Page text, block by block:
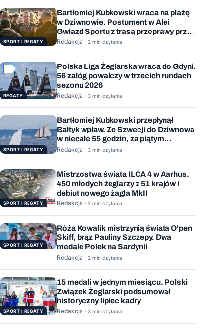
SPORT I REGATY
Bartłomiej Kubkowski wraca na plażę
w Dziwnowie. Postument w Alei
Gwiazd Sportu z trasą przeprawy przez
Bałtyk
Redakcja · 2 min czytania
REGATY
Polska Liga Żeglarska wraca do Gdyni.
56 załóg powalczy w trzecich rundach
sezonu 2026
Redakcja · 3 min czytania
SPORT I REGATY
Bartłomiej Kubkowski przepłynął
Bałtyk wpław. Ze Szwecji do Dziwnowa
w niecałe 55 godzin, za piątym
podejściem
Redakcja · 3 min czytania
SPORT I REGATY
Mistrzostwa świata ILCA 4 w Aarhus.
450 młodych żeglarzy z 51 krajów i
debiut nowego żagla MkII
Redakcja · 2 min czytania
SPORT I REGATY
Róża Kowalik mistrzynią świata O'pen
Skiff, brąz Pauliny Szczepy. Dwa
medale Polek na Sardynii
Redakcja · 2 min czytania
SPORT I REGATY
15 medali w jednym miesiącu. Polski
Związek Żeglarski podsumował
historyczny lipiec kadry
Redakcja · 3 min czytania